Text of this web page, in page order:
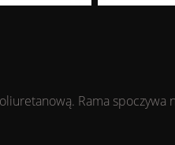
Rama spoczywa